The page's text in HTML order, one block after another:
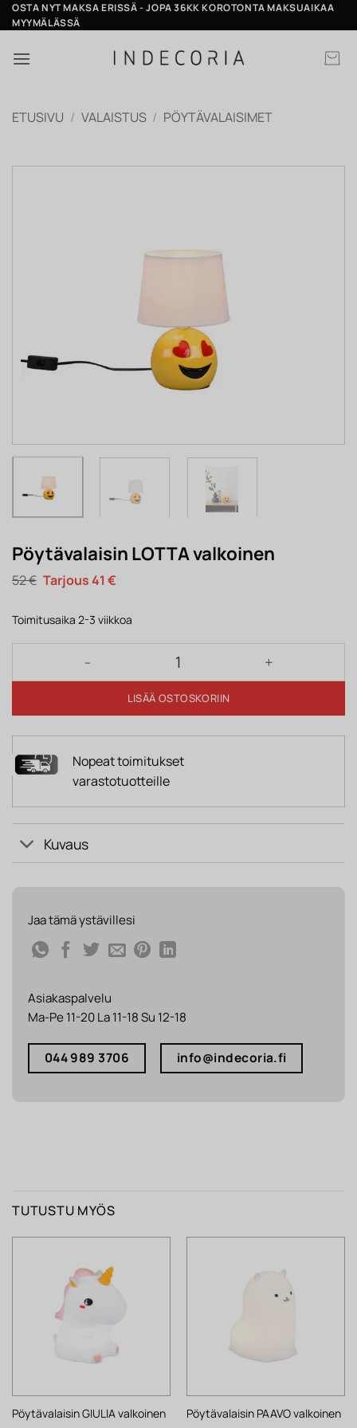
Skip
to
OSTA NYT MAKSA ERISSÄ - JOPA 36KK KOROTONTA MAKSUAIKAA
MYYMÄLÄSSÄ
ETUSIVU / VALAISTUS / PÖYTÄVALAISIMET
Pöytävalaisin LOTTA valkoinen
52€ Alkuperäinen
hinta
52 €.
41 €Nykyinen
41 €.
Toimitusaika 2-3 viikkoa
Pöytävalaisin LOTTA valkoinen määrä
LISÄÄ OSTOSKORIIN
Nopeat toimitukset
varastotuotteille
Kuvaus
Jaa tämä ystävillesi
Asiakaspalvelu
Ma-Pe 11-20 La 11-18 Su 12-18
044 989 3706 info@indecoria.fi
TUTUSTU MYÖS
Pöytävalaisin GIULIA valkoinen Pöytävalaisin PAAVO valkoinen